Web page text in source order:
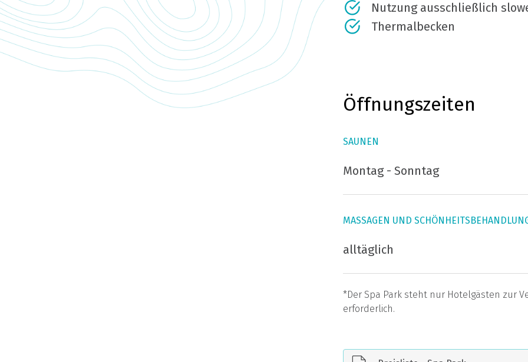
Nutzung ausschließlich
Thermalbecken
Öffnungszeiten
SAUNEN
Montag - Sonntag
MASSAGEN UND
alltäglich
*Der Spa Park steht nur Hotelgästen zur
erforderlich.